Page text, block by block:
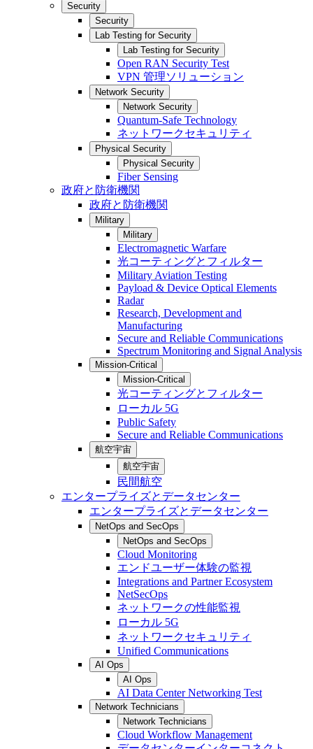
Security
Security
Lab Testing for Security
Lab Testing for Security
Open RAN Security Test
VPN 管理ソリューション
Network Security
Network Security
Quantum-Safe Technology
ネットワークセキュリティ
Physical Security
Physical Security
Fiber Sensing
政府と防衛機関
政府と防衛機関
Military
Military
Electromagnetic Warfare
光コーティングとフィルター
Military Aviation Testing
Payload & Device Optical Elements
Radar
Research, Development and
Manufacturing
Secure and Reliable Communications
Spectrum Monitoring and Signal Analysis
Mission-Critical
Mission-Critical
光コーティングとフィルター
ローカル 5G
Public Safety
Secure and Reliable Communications
航空宇宙
航空宇宙
民間航空
エンタープライズとデータセンター
エンタープライズとデータセンター
NetOps and SecOps
NetOps and SecOps
Cloud Monitoring
エンドユーザー体験の監視
Integrations and Partner Ecosystem
NetSecOps
ネットワークの性能監視
ローカル 5G
ネットワークセキュリティ
Unified Communications
AI Ops
AI Ops
AI Data Center Networking Test
Network Technicians
Network Technicians
Cloud Workflow Management